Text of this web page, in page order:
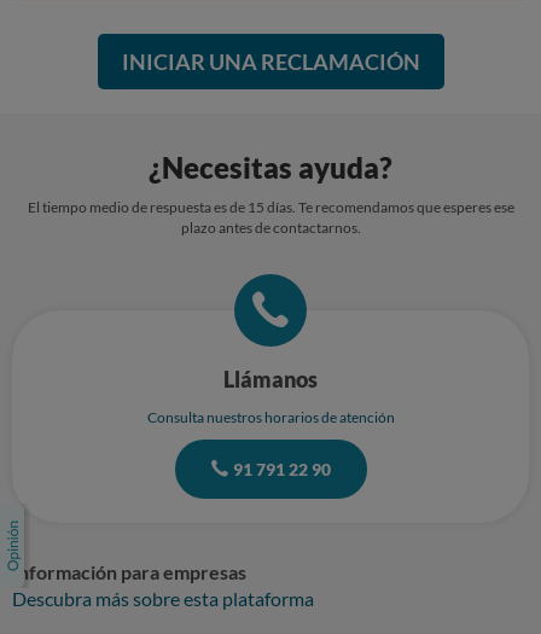
INICIAR UNA RECLAMACIÓN
¿Necesitas ayuda?
El tiempo medio de respuesta es de 15 días. Te recomendamos que esperes ese
plazo antes de contactarnos.
Llámanos
Consulta nuestros horarios de atención
91 791 22 90
Información para empresas
Descubra más sobre esta plataforma